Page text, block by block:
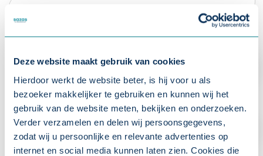
Deze website maakt gebruik van cookies
Hierdoor werkt de website beter, is hij voor u als
bezoeker makkelijker te gebruiken en kunnen wij het
gebruik van de website meten, bekijken en onderzoeken.
Verder verzamelen en delen wij persoonsgegevens,
zodat wij u persoonlijke en relevante advertenties op
internet en social media kunnen laten zien. Cookies die